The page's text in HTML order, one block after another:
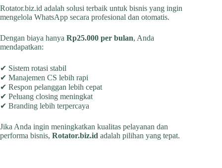
Rotator.biz.id adalah solusi terbaik untuk bisnis yang ingin
mengelola WhatsApp secara profesional dan otomatis.
Dengan biaya hanya Rp25.000 per bulan, Anda
mendapatkan:
✔ Sistem rotasi stabil
✔ Manajemen CS lebih rapi
✔ Respon pelanggan lebih cepat
✔ Peluang closing meningkat
✔ Branding lebih terpercaya
Jika Anda ingin meningkatkan kualitas pelayanan dan
performa bisnis, Rotator.biz.id adalah pilihan yang tepat.